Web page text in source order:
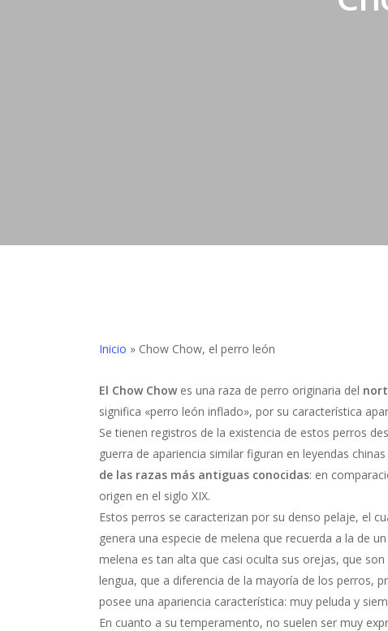
Inicio » Chow Chow, el perro león
El Chow Chow es una raza de perro originaria del
significa «perro león inflado», por su característica
Se tienen registros de la existencia de estos perros
guerra de apariencia similar figuran en leyendas
de las razas más antiguas conocidas: en
origen en el siglo XIX.
Estos perros se caracterizan por su denso pelaje, el
genera una especie de melena que recuerda a la de
melena es tan alta que casi oculta sus orejas, que
lengua, que a diferencia de la mayoría de los perros,
posee una apariencia característica: muy peluda y
En cuanto a su temperamento, no suelen ser muy